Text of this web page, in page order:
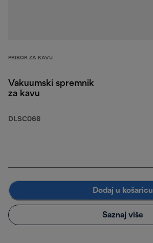
PRIBOR ZA KAVU
Vakuumski spremnik
za kavu
DLSC068
Dodaj u košaricu
Saznaj više